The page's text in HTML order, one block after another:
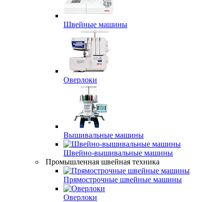
Швейные машины
Оверлоки
Вышивальные машины
Швейно-вышивальные машины
Промышленная швейная техника
Прямострочные швейные машины
Оверлоки